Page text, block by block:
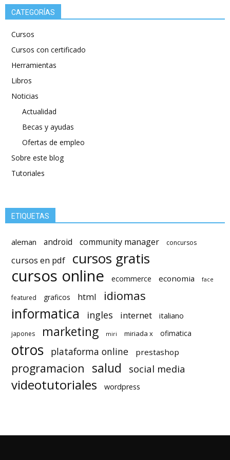
CATEGORÍAS
Cursos
Cursos con certificado
Herramientas
Libros
Noticias
Actualidad
Becas y ayudas
Ofertas de empleo
Sobre este blog
Tutoriales
ETIQUETAS
aleman android community manager concursos
cursos en pdf cursos gratis
cursos online ecommerce economia face
featured graficos html idiomas
informatica ingles internet italiano
japones marketing miri miriada x ofimatica
otros plataforma online prestashop
programacion salud social media
videotutoriales wordpress